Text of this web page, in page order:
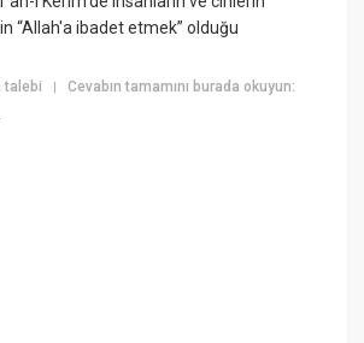
“Allah'a ibadet etmek” olduğu
talebi |Cevabın tamamını burada okuyun: